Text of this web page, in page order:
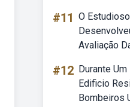
#11 O
Avaliação
#12 Durante
Edificio
Bombeiros